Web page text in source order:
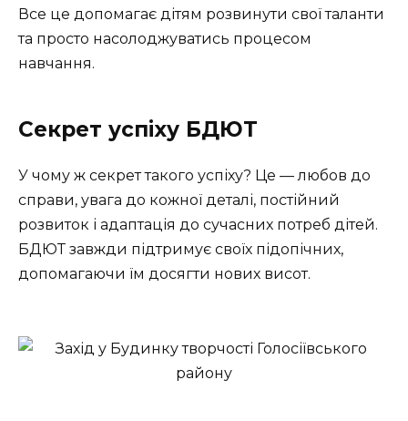
Все це допомагає дітям розвинути свої таланти
та просто насолоджуватись процесом
навчання.
Секрет успіху БДЮТ
У чому ж секрет такого успіху? Це — любов до
справи, увага до кожної деталі, постійний
розвиток і адаптація до сучасних потреб дітей.
БДЮТ завжди підтримує своїх підопічних,
допомагаючи їм досягти нових висот.